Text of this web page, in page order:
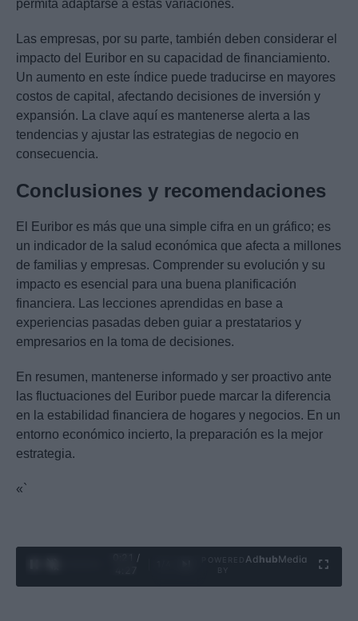
permita adaptarse a estas variaciones.
Las empresas, por su parte, también deben considerar el
impacto del Euribor en su capacidad de financiamiento.
Un aumento en este índice puede traducirse en mayores
costos de capital, afectando decisiones de inversión y
expansión. La clave aquí es mantenerse alerta a las
tendencias y ajustar las estrategias de negocio en
consecuencia.
Conclusiones y recomendaciones
El Euribor es más que una simple cifra en un gráfico; es
un indicador de la salud económica que afecta a millones
de familias y empresas. Comprender su evolución y su
impacto es esencial para una buena planificación
financiera. Las lecciones aprendidas en base a
experiencias pasadas deben guiar a prestatarios y
empresarios en la toma de decisiones.
En resumen, mantenerse informado y ser proactivo ante
las fluctuaciones del Euribor puede marcar la diferencia
en la estabilidad financiera de hogares y negocios. En un
entorno económico incierto, la preparación es la mejor
estrategia.
«`
0:23 /
Ad hubMedia